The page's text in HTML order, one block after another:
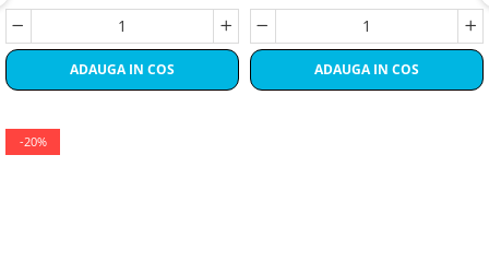
ADAUGA IN COS ADAUGA IN COS
-20%